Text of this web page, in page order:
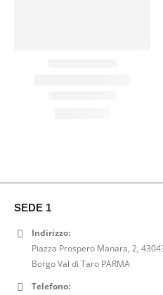
SEDE 1
Indirizzo:
Piazza Prospero Manara, 2,
Borgo Val di Taro PARMA
Telefono: